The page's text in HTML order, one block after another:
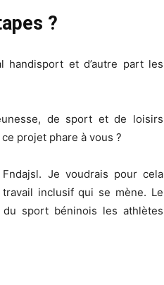
?
handisport et d’autre part les
de sport et de loisirs
projet phare à vous ?
Je voudrais pour cela
inclusif qui se mène. Le
sport béninois les athlètes